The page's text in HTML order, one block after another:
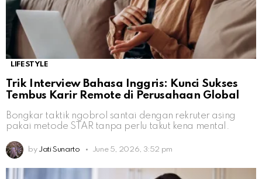
LIFESTYLE
Trik Interview Bahasa Inggris: Kunci Sukses
Tembus Karir Remote di Perusahaan Global
Bongkar taktik ngobrol santai dengan rekruter asing
pakai metode STAR tanpa perlu takut kena mental.
by Jati Sunarto June 5, 2026, 3:52 pm